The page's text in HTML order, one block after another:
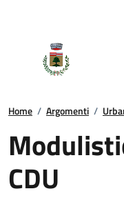
Home / Argomenti /
CDU